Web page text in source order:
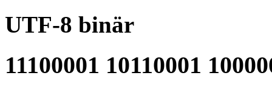
UTF-8 binär
11100001 10110001